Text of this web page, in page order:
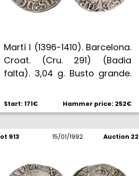
Martí I (1396-1410). Barcelona.
Croat. (Cru. 291) (Badia
falta). 3,04 g. Busto grande.
Start: 171€ Hammer price: 252€
913 15/01/1992 Auction 22